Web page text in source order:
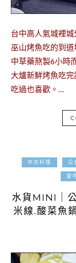
台中高人氣城裡
巫山烤魚吃的到
中草藥熬製6小時
大爐新鮮烤魚吃
吃過也喜歡。…
中式料理 公
愛
水貨MINI｜
米線.酸菜魚